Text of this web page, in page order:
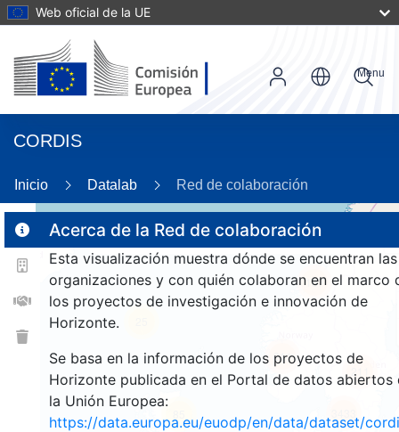
Web oficial de la UE
CORDIS
Menu
Inicio Datalab Red de colaboración
Acerca de la Red de colaboración
Esta visualización muestra dónde se encuentran las
organizaciones y con quién colaboran en el marco
los proyectos de investigación e innovación de
Horizonte.
Se basa en la información de los proyectos de
Horizonte publicada en el Portal de datos abiertos
la Unión Europea:
https://data.europa.eu/euodp/en/data/dataset/
211
187
211